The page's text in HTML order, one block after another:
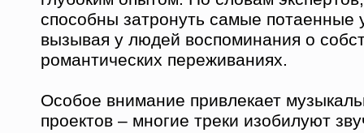
способны затронуть самые потаенные
вызывая у людей воспоминания о
романтических переживаниях.
Особое внимание привлекает
проектов – многие треки изобилуют